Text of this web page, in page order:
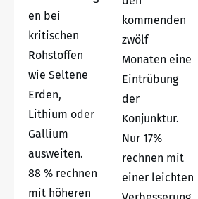
en bei
kritischen
Rohstoffen
wie Seltene
Erden,
Lithium oder
Gallium
ausweiten.
88 % rechnen
mit höheren
kommenden
zwölf
Monaten eine
Eintrübung
der
Konjunktur.
Nur 17%
rechnen mit
einer leichten